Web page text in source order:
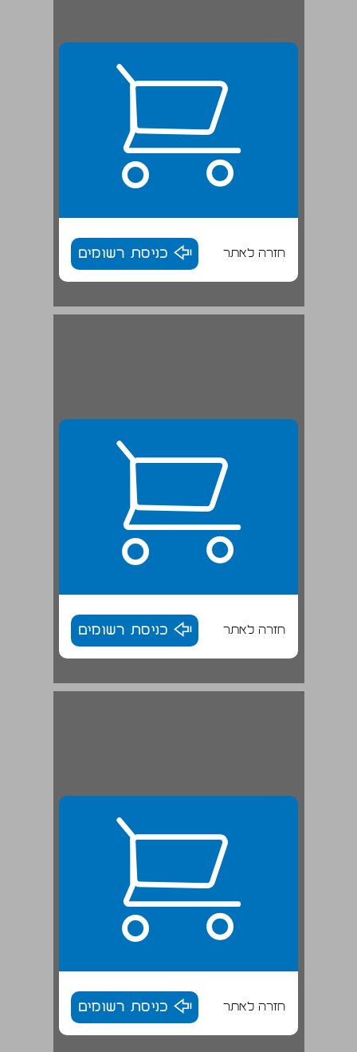
חזרה לאתר כניסת רשומים
חזרה לאתר כניסת רשומים
חזרה לאתר כניסת רשומים